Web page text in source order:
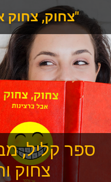
"צחוק, צחוק
ספר קליל,
צחוק